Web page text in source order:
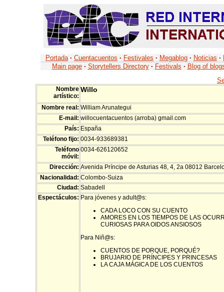
Portada · Cuentacuentos · Festivales · Megablog · Noticias ·
Main page · Storytellers Directory · Festivals · Blog of
Nombre
artístico:
Willo
Nombre real: William Arunategui
E-mail: willocuentacuentos (arroba) gmail.com
País: España
Teléfono fijo: 0034-933689381
Teléfono
móvil:
0034-626120652
Dirección: Avenida Príncipe de Asturias 48, 4, 2a 08012
Nacionalidad: Colombo-Suiza
Ciudad: Sabadell
Espectáculos: Para jóvenes y adult@s:
CADA LOCO CON SU CUENTO
AMORES EN LOS TIEMPOS DE LAS
CURIOSAS PARA OIDOS ANSIOSOS
Para Niñ@s:
CUENTOS DE PORQUE, PORQUÉ?
BRUJARIO DE PRÍNCIPES Y PRINCESAS
LA CAJA MÁGICA DE LOS CUENTOS